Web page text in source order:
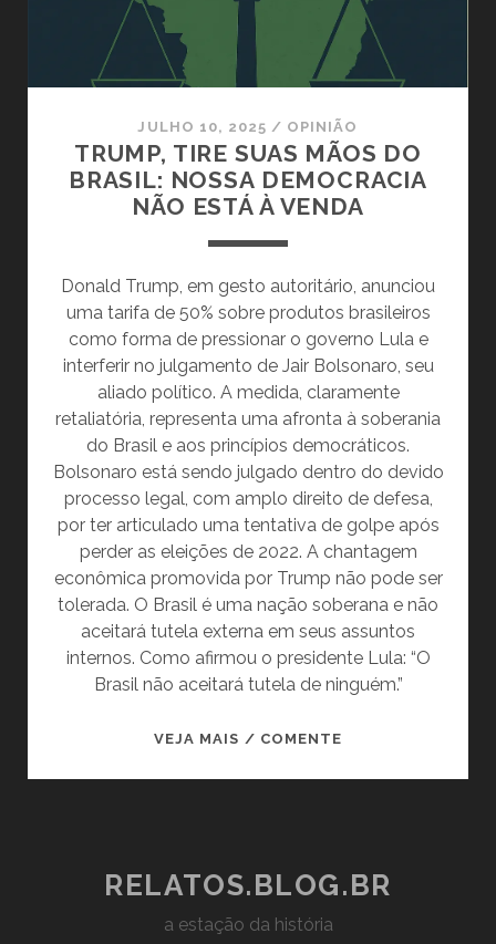
ESTADOS
UNIDOS
JULHO 10, 2025 / OPINIÃO
TRUMP, TIRE SUAS MÃOS DO
BRASIL: NOSSA DEMOCRACIA
NÃO ESTÁ À VENDA
Donald Trump, em gesto autoritário, anunciou
uma tarifa de 50% sobre produtos brasileiros
como forma de pressionar o governo Lula e
interferir no julgamento de Jair Bolsonaro, seu
aliado político. A medida, claramente
retaliatória, representa uma afronta à soberania
do Brasil e aos princípios democráticos.
Bolsonaro está sendo julgado dentro do devido
processo legal, com amplo direito de defesa,
por ter articulado uma tentativa de golpe após
perder as eleições de 2022. A chantagem
econômica promovida por Trump não pode ser
tolerada. O Brasil é uma nação soberana e não
aceitará tutela externa em seus assuntos
internos. Como afirmou o presidente Lula: “O
Brasil não aceitará tutela de ninguém.”
VEJA MAIS / COMENTETRUMP,
NOSSA
RELATOS.BLOG.BR
a estação da história